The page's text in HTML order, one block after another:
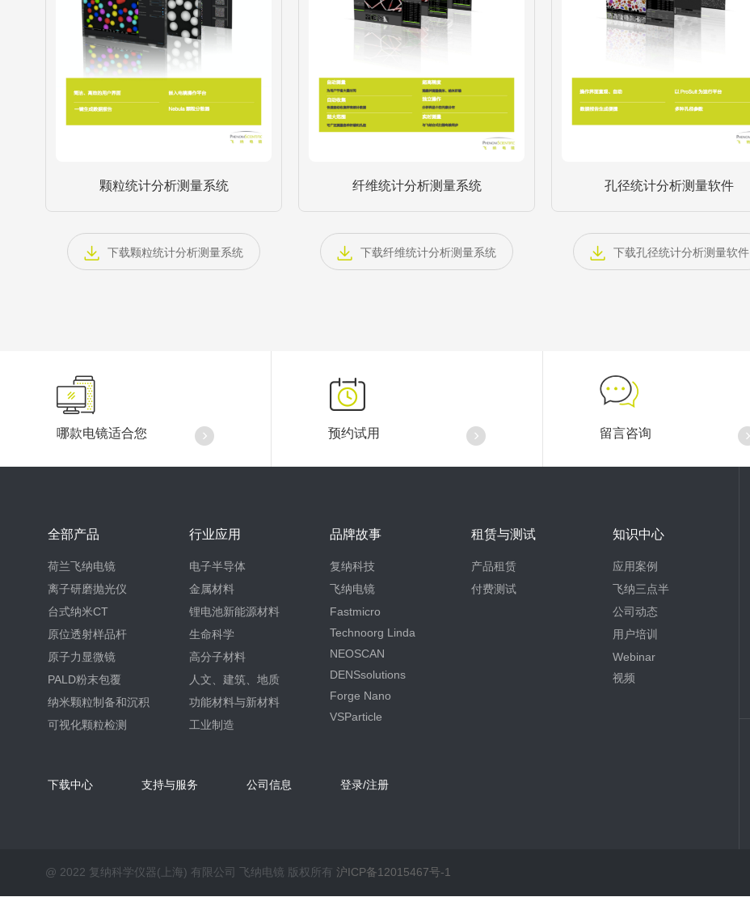
颗粒统计分析测量系统
下载颗粒统计分析测量系统
纤维统计分析测量系统
下载纤维统计分析测量系统
孔径统计分析测量软件
下载孔径统计分析测量软件
哪款电镜适合您 预约试用 留言咨询
全部产品
荷兰飞纳电镜
离子研磨抛光仪
台式纳米CT
原位透射样品杆
原子力显微镜
PALD粉末包覆
纳米颗粒制备和沉积
可视化颗粒检测
行业应用
电子半导体
金属材料
锂电池新能源材料
生命科学
高分子材料
人文、建筑、地质
功能材料与新材料
工业制造
品牌故事
复纳科技
飞纳电镜
Fastmicro
Technoorg Linda
NEOSCAN
DENSsolutions
Forge Nano
VSParticle
租赁与测试
产品租赁
付费测试
知识中心
应用案例
飞纳三点半
公司动态
用户培训
Webinar
视频
下载中心 支持与服务 公司信息 登录/注册
@ 2022 复纳科学仪器(上海) 有限公司 飞纳电镜 版权所有沪ICP备12015467号-1